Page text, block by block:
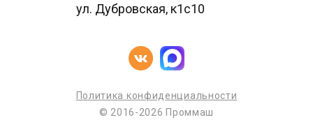
ул. Дубровская, к1с10
Политика конфиденциальности
© 2016-2026 Проммаш